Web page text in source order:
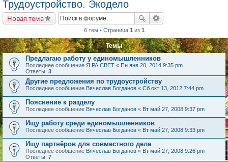
Трудоустройство. Экодело
Новая тема
6 тем • Страница 1 из 1
Темы
Предлагаю работу у единомышленников
Последнее сообщение Я РА СВЕТ « Пн янв 20, 2014 9:35 pm
Ответы: 3
Другие предложения по трудоустройству
Последнее сообщение Вячеслав Богданов « Сб окт 13, 2012 7:44 pm
Пояснение к разделу
Последнее сообщение Вячеслав Богданов « Вт май 27, 2008 9:37 pm
Ищу работу среди единомышленников
Последнее сообщение Вячеслав Богданов « Вт май 27, 2008 9:33 pm
Ищу партнёров для совместного дела
Последнее сообщение Вячеслав Богданов « Вт май 27, 2008 9:26 pm
Ответы: 7